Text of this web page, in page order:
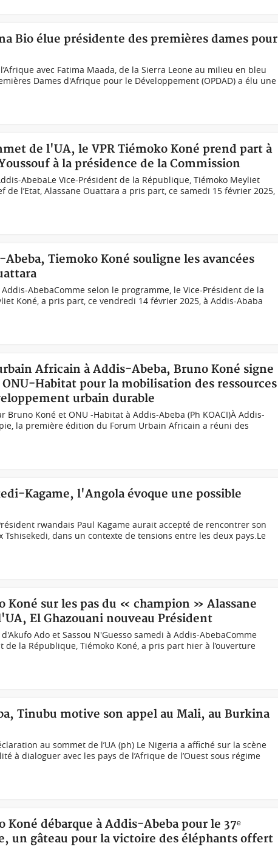
Bio élue présidente des premières dames pour
avec Fatima Maada, de la Sierra Leone au milieu en bleu
Dames d'Afrique pour le Développement (OPDAD) a élu une
de l'UA, le VPR Tiémoko Koné prend part à
à la présidence de la Commission
AbebaLe Vice-Président de la République, Tiémoko Meyliet
de l’Etat, Alassane Ouattara a pris part, ce samedi 15 février 2025,
Tiemoko Koné souligne les avancées
AbebaComme selon le programme, le Vice-Président de la
Koné, a pris part, ce vendredi 14 février 2025, à Addis-Ababa
Africain à Addis-Abeba, Bruno Koné signe
Habitat pour la mobilisation des ressources
urbain durable
Bruno Koné et ONU -Habitat à Addis-Abeba (Ph KOACI)À Addis-
la première édition du Forum Urbain Africain a réuni des
Kagame, l'Angola évoque une possible
rwandais Paul Kagame aurait accepté de rencontrer son
Tshisekedi, dans un contexte de tensions entre les deux pays.Le
Koné sur les pas du « champion » Alassane
El Ghazouani nouveau Président
Ado et Sassou N'Guesso samedi à Addis-AbebaComme
de la République, Tiémoko Koné, a pris part hier à l’ouverture
Tinubu motive son appel au Mali, au Burkina
au sommet de l’UA (ph) Le Nigeria a affiché sur la scène
à dialoguer avec les pays de l’Afrique de l’Ouest sous régime
débarque à Addis-Abeba pour le 37ᵉ
un gâteau pour la victoire des éléphants offert